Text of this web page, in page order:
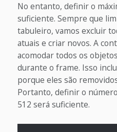
No entanto, definir o
suficiente. Sempre que
tabuleiro, vamos excluir
atuais e criar novos. A
acomodar todos os
durante o frame. Isso
porque eles são
Portanto, definir o
512 será suficiente.